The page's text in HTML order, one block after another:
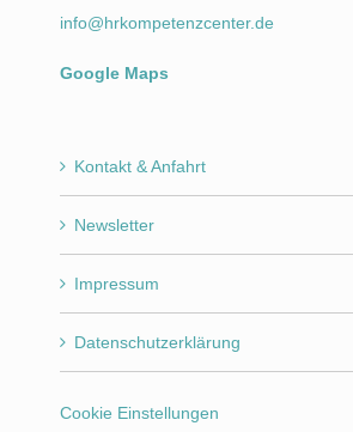
info@hrkompetenzcenter.de
Google Maps
Kontakt & Anfahrt
Newsletter
Impressum
Datenschutzerklärung
Cookie Einstellungen